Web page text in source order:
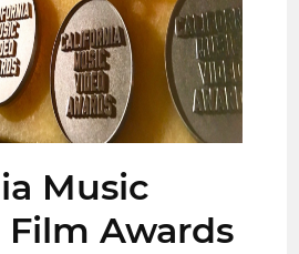
Music
Film Awards